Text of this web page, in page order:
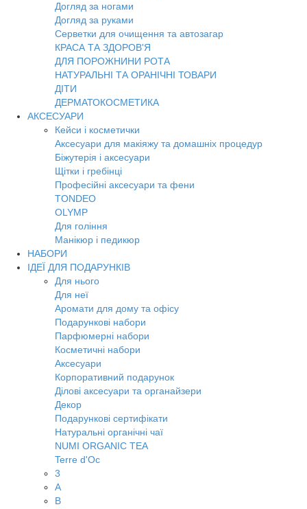
Догляд за ногами
Догляд за руками
Серветки для очищення та автозагар
КРАСА ТА ЗДОРОВ'Я
ДЛЯ ПОРОЖНИНИ РОТА
НАТУРАЛЬНІ ТА ОРАНІЧНІ ТОВАРИ
ДІТИ
ДЕРМАТОКОСМЕТИКА
АКСЕСУАРИ
Кейси і косметички
Аксесуари для макіяжу та домашніх процедур
Біжутерія і аксесуари
Щітки і гребінці
Професійні аксесуари та фени
TONDEO
OLYMP
Для гоління
Манікюр і педикюр
НАБОРИ
ІДЕЇ ДЛЯ ПОДАРУНКІВ
Для нього
Для неї
Аромати для дому та офісу
Подарункові набори
Парфюмерні набори
Косметичні набори
Аксесуари
Корпоративний подарунок
Ділові аксесуари та органайзери
Декор
Подарункові сертифікати
Натуральні органічні чаї
NUMI ORGANIC TEA
Terre d'Oc
3
A
B